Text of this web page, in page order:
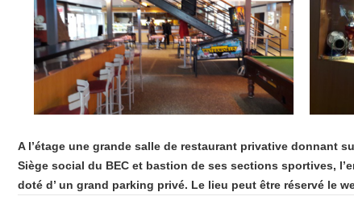
A l’étage une grande salle de restaurant privative donnant
Siège social du BEC et bastion de ses sections sportives,
doté d’ un grand parking privé. Le lieu peut être réservé le